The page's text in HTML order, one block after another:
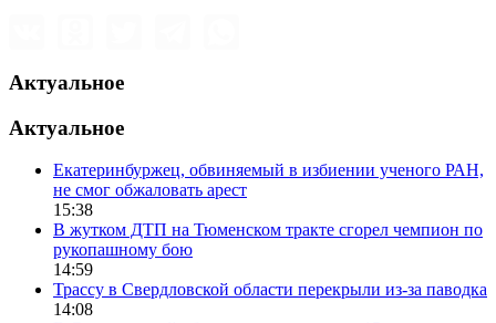
Актуальное
Актуальное
Екатеринбуржец, обвиняемый в избиении ученого РАН,
не смог обжаловать арест
15:38
В жутком ДТП на Тюменском тракте сгорел чемпион по
рукопашному бою
14:59
Трассу в Свердловской области перекрыли из-за паводка
14:08